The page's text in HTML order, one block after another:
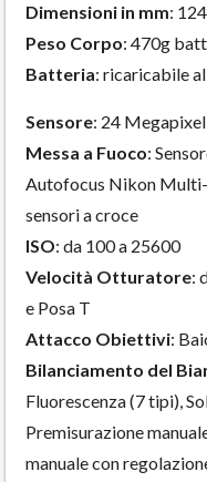
Dimensioni in mm:
Peso Corpo: 470g
Batteria: ricaricabile
Sensore: 24 Megapixel
Messa a Fuoco:
Autofocus Nikon
sensori a croce
ISO: da 100 a 25600
Velocità Otturatore:
e Posa T
Attacco Obiettivi:
Bilanciamento del
Fluorescenza (7 tipi),
Premisurazione
manuale con